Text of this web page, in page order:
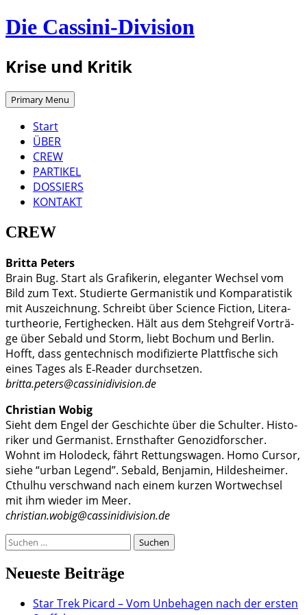
Skip
to
Die Cassini-Division
Krise und Kritik
Primary Menu
Start
ÜBER
CREW
PARTIKEL
DOSSIERS
KONTAKT
CREW
Brit­ta Peters
Brain Bug. Start als Gra­fi­ke­rin, ele­gan­ter Wech­sel vom
Bild zum Text. Stu­dier­te Ger­ma­nis­tik und Kom­pa­ra­tis­tik
mit Aus­zeich­nung. Schreibt über Sci­ence Fic­tion, Lite­ra­
tur­theo­rie, Fer­tig­he­cken. Hält aus dem Steh­greif Vor­trä­
ge über Sebald und Storm, liebt Bochum und Ber­lin.
Hofft, dass gen­tech­nisch modi­fi­zier­te Platt­fi­sche sich
eines Tages als E‑Reader durchsetzen.
britta.peters@cassinidivision.de
Chris­ti­an Wobig
Sieht dem Engel der Geschich­te über die Schul­ter. His­to­
ri­ker und Ger­ma­nist. Ernst­haf­ter Geno­zid­for­scher.
Wohnt im Holo­deck, fährt Ret­tungs­wa­gen. Homo Cur­sor,
sie­he “urban Legend”. Sebald, Ben­ja­min, Hil­des­hei­mer.
Cthul­hu ver­schwand nach einem kur­zen Wort­wech­sel
mit ihm wie­der im Meer.
christian.wobig@cassinidivision.de
Suchen
nach:
Neueste Beiträge
Star Trek Picard – Vom Unbehagen nach der ersten